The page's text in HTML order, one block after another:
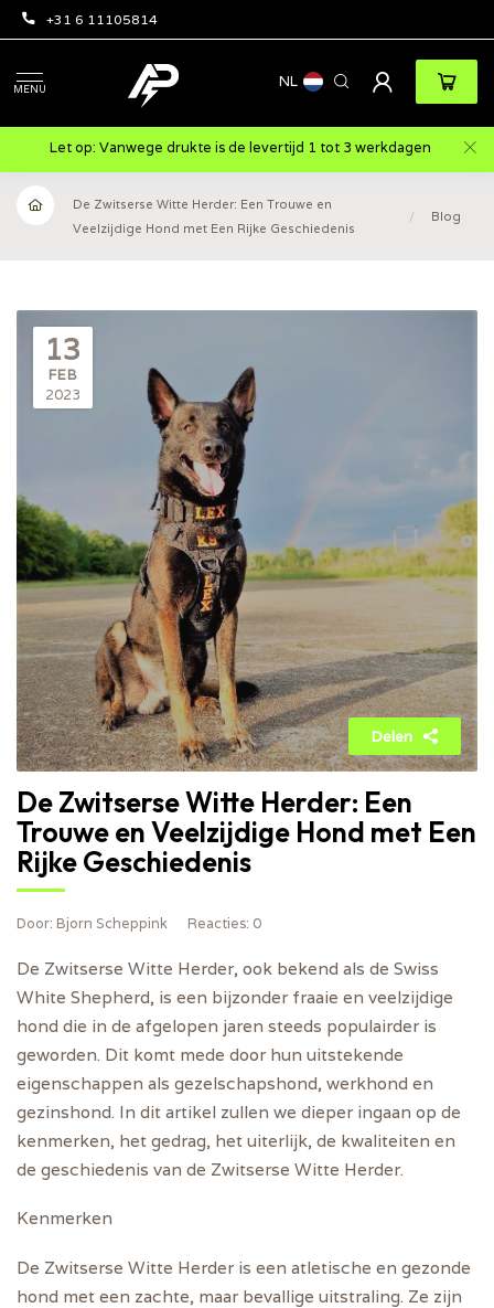
+31 6 11105814
MENU NL
Let op: Vanwege drukte is de levertijd 1 tot 3 werkdagen
De Zwitserse Witte Herder: Een Trouwe en
Veelzijdige Hond met Een Rijke Geschiedenis
/ Blog
13
FEB
2023
Delen
De Zwitserse Witte Herder: Een
Trouwe en Veelzijdige Hond met Een
Rijke Geschiedenis
Door: Bjorn Scheppink Reacties: 0
De Zwitserse Witte Herder, ook bekend als de Swiss
White Shepherd, is een bijzonder fraaie en veelzijdige
hond die in de afgelopen jaren steeds populairder is
geworden. Dit komt mede door hun uitstekende
eigenschappen als gezelschapshond, werkhond en
gezinshond. In dit artikel zullen we dieper ingaan op de
kenmerken, het gedrag, het uiterlijk, de kwaliteiten en
de geschiedenis van de Zwitserse Witte Herder.
Kenmerken
De Zwitserse Witte Herder is een atletische en gezonde
hond met een zachte, maar bevallige uitstraling. Ze zijn